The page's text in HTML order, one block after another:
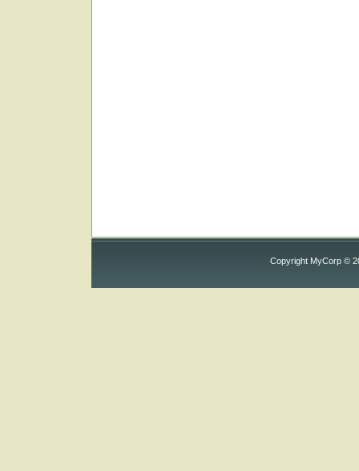
Copyright MyCorp ©